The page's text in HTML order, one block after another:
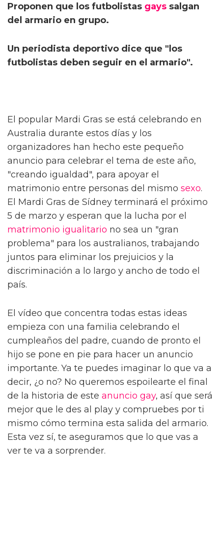
Proponen que los futbolistas gays salgan
del armario en grupo.
Un periodista deportivo dice que "los
futbolistas deben seguir en el armario".
El popular Mardi Gras se está celebrando en
Australia durante estos días y los
organizadores han hecho este pequeño
anuncio para celebrar el tema de este año,
"creando igualdad", para apoyar el
matrimonio entre personas del mismo sexo.
El Mardi Gras de Sídney terminará el próximo
5 de marzo y esperan que la lucha por el
matrimonio igualitario no sea un "gran
problema" para los australianos, trabajando
juntos para eliminar los prejuicios y la
discriminación a lo largo y ancho de todo el
país.
El vídeo que concentra todas estas ideas
empieza con una familia celebrando el
cumpleaños del padre, cuando de pronto el
hijo se pone en pie para hacer un anuncio
importante. Ya te puedes imaginar lo que va a
decir, ¿o no? No queremos espoilearte el final
de la historia de este anuncio gay, así que será
mejor que le des al play y compruebes por ti
mismo cómo termina esta salida del armario.
Esta vez sí, te aseguramos que lo que vas a
ver te va a sorprender.